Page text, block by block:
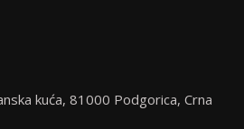
kuća, 81000 Podgorica, Crna